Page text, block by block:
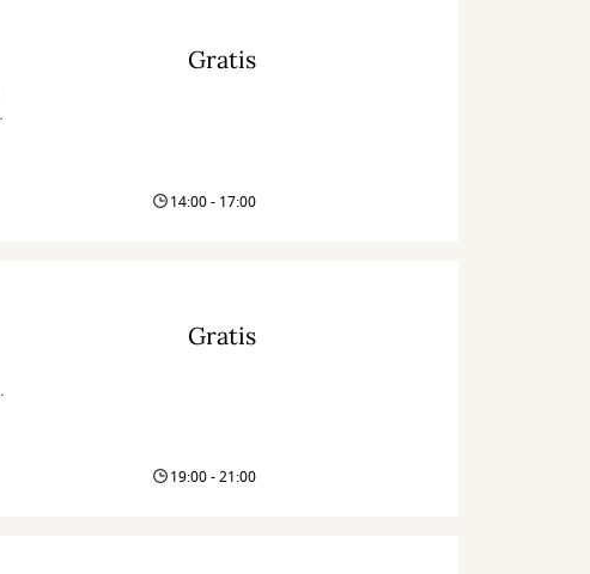
Gratis
14:00 - 17:00
Gratis
19:00 - 21:00